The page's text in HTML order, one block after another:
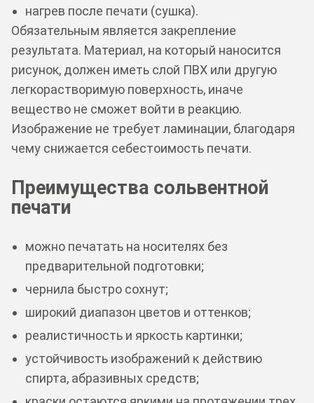
нагрев после печати (сушка).
Обязательным является закрепление
результата. Материал, на который наносится
рисунок, должен иметь слой ПВХ или другую
легкорастворимую поверхность, иначе
вещество не сможет войти в реакцию.
Изображение не требует ламинации, благодаря
чему снижается себестоимость печати.
Преимущества сольвентной
печати
можно печатать на носителях без
предварительной подготовки;
чернила быстро сохнут;
широкий диапазон цветов и оттенков;
реалистичность и яркость картинки;
устойчивость изображений к действию
спирта, абразивных средств;